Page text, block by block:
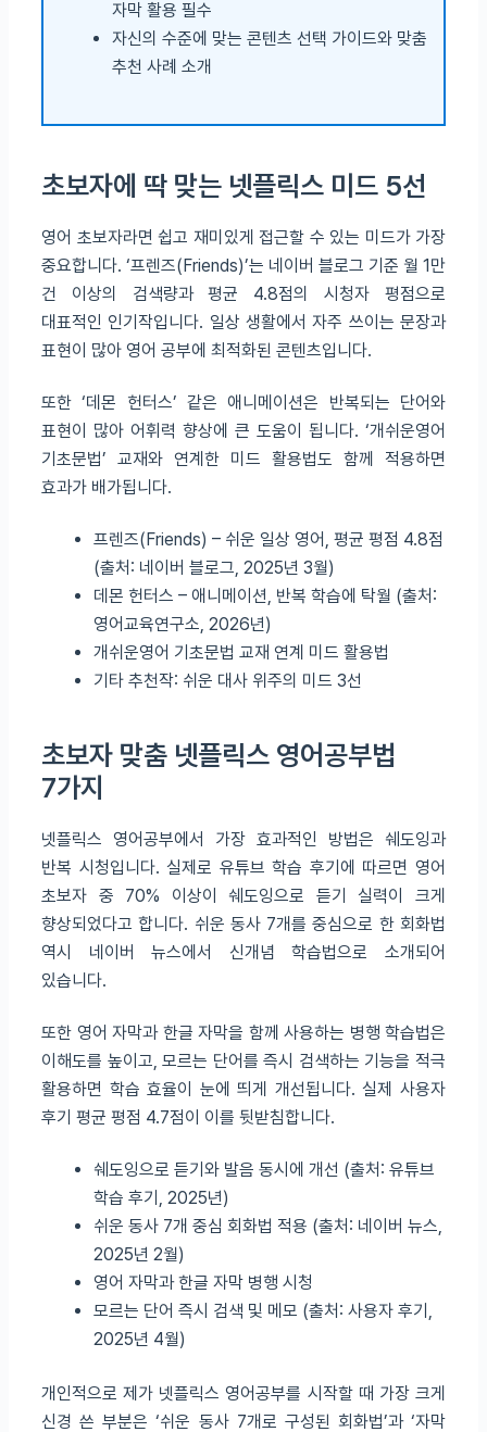
자막 활용 필수
자신의 수준에 맞는 콘텐츠 선택 가이드와 맞춤
추천 사례 소개
초보자에 딱 맞는 넷플릭스 미드 5선
영어 초보자라면 쉽고 재미있게 접근할 수 있는 미드가 가장
중요합니다. ‘프렌즈(Friends)’는 네이버 블로그 기준 월 1만
건 이상의 검색량과 평균 4.8점의 시청자 평점으로
대표적인 인기작입니다. 일상 생활에서 자주 쓰이는 문장과
표현이 많아 영어 공부에 최적화된 콘텐츠입니다.
또한 ‘데몬 헌터스’ 같은 애니메이션은 반복되는 단어와
표현이 많아 어휘력 향상에 큰 도움이 됩니다. ‘개쉬운영어
기초문법’ 교재와 연계한 미드 활용법도 함께 적용하면
효과가 배가됩니다.
프렌즈(Friends) – 쉬운 일상 영어, 평균 평점 4.8점
(출처: 네이버 블로그, 2025년 3월)
데몬 헌터스 – 애니메이션, 반복 학습에 탁월 (출처:
영어교육연구소, 2026년)
개쉬운영어 기초문법 교재 연계 미드 활용법
기타 추천작: 쉬운 대사 위주의 미드 3선
초보자 맞춤 넷플릭스 영어공부법
7가지
넷플릭스 영어공부에서 가장 효과적인 방법은 쉐도잉과
반복 시청입니다. 실제로 유튜브 학습 후기에 따르면 영어
초보자 중 70% 이상이 쉐도잉으로 듣기 실력이 크게
향상되었다고 합니다. 쉬운 동사 7개를 중심으로 한 회화법
역시 네이버 뉴스에서 신개념 학습법으로 소개되어
있습니다.
또한 영어 자막과 한글 자막을 함께 사용하는 병행 학습법은
이해도를 높이고, 모르는 단어를 즉시 검색하는 기능을 적극
활용하면 학습 효율이 눈에 띄게 개선됩니다. 실제 사용자
후기 평균 평점 4.7점이 이를 뒷받침합니다.
쉐도잉으로 듣기와 발음 동시에 개선 (출처: 유튜브
학습 후기, 2025년)
쉬운 동사 7개 중심 회화법 적용 (출처: 네이버 뉴스,
2025년 2월)
영어 자막과 한글 자막 병행 시청
모르는 단어 즉시 검색 및 메모 (출처: 사용자 후기,
2025년 4월)
개인적으로 제가 넷플릭스 영어공부를 시작할 때 가장 크게
신경 쓴 부분은 ‘쉬운 동사 7개로 구성된 회화법’과 ‘자막